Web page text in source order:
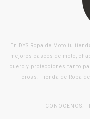
En DYS Ropa de Moto tu
mejores cascos de moto,
cuero y protecciones tanto
cross. Tienda de Ropa
¡CONOCENOS!